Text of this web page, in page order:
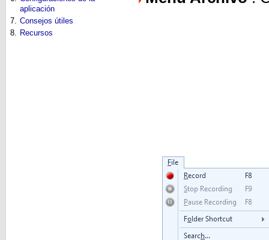
aplicación
7. Consejos útiles
8. Recursos